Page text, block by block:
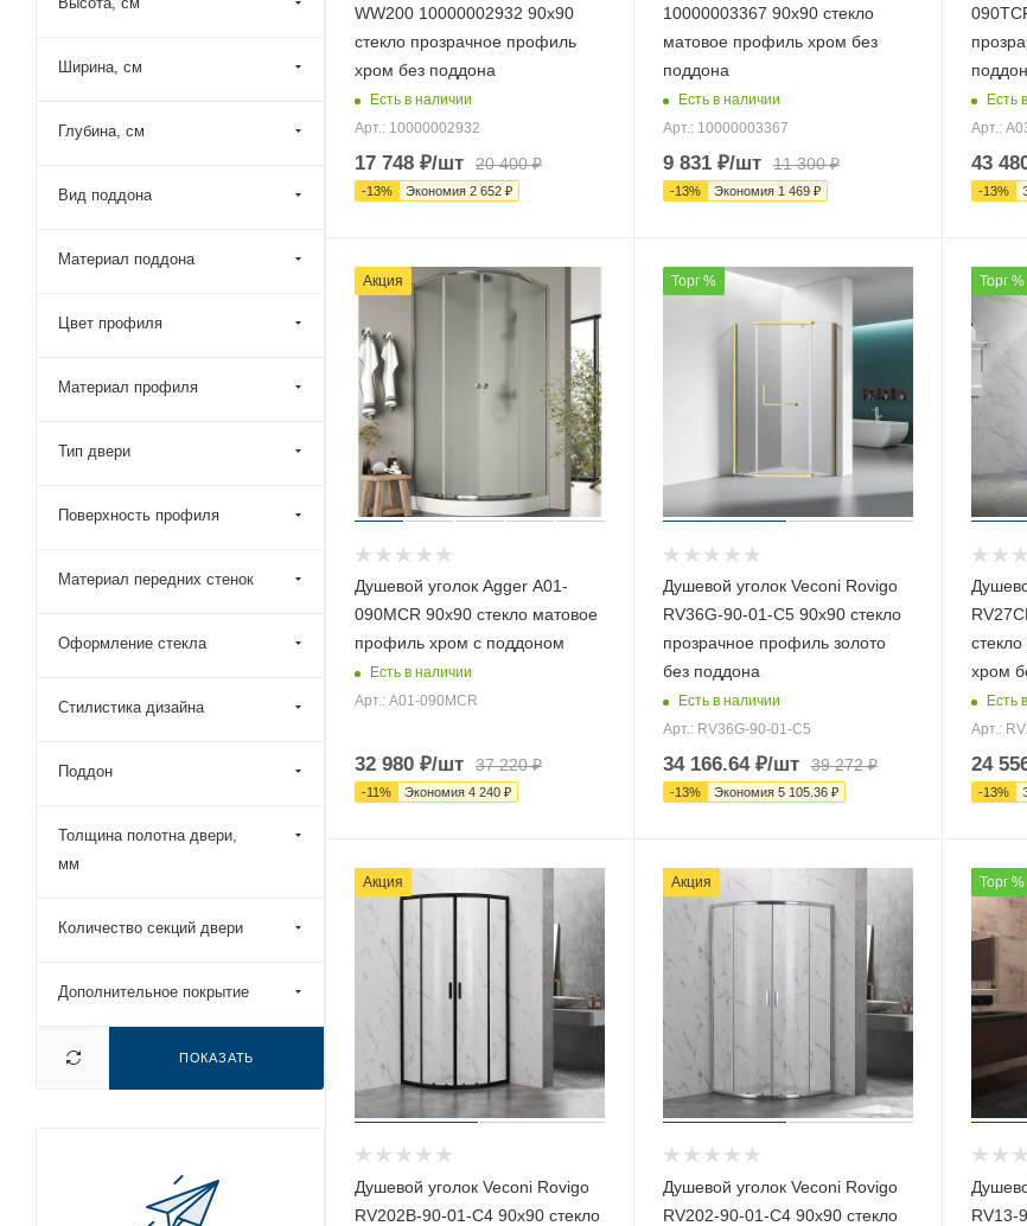
WW200 10000002932 90х90
стекло прозрачное профиль
хром без поддона
Есть в наличии
Арт.: 10000002932
17 748 ₽/шт 20 400₽
-13% Экономия 2 652 ₽
10000003367 90х90 стекло
матовое профиль хром без
поддона
Есть в наличии
Арт.: 10000003367
9 831₽/шт 11 300₽
-13% Экономия 1 469₽
Есть
Арт.:
43
-13%
Акция
Душевой уголок Agger A01-
090MCR 90х90 стекло матовое
профиль хром с поддоном
Есть в наличии
Арт.: A01-090MCR
32 980 ₽/шт 37 220₽
-11% Экономия 4 240 ₽
Торг %
Душевой уголок Veconi Rovigo
RV36G-90-01-C5 90х90 стекло
прозрачное профиль золото
без поддона
Есть в наличии
Арт.: RV36G-90-01-C5
34 166.64₽/шт 39 272₽
-13% Экономия 5 105.36₽
Торг %
хром
Есть
Арт.:
24
-13%
Акция
Душевой уголок Veconi Rovigo
RV202B-90-01-C4 90х90 стекло
Акция
Душевой уголок Veconi Rovigo
RV202-90-01-C4 90х90 стекло
Торг %
RV13-
110x110 (
110x60 (
110x90 (1048
115x100 (99)
115x80 (97)
115x90 ( 100)
120x115 (7)
1206)
120x85 (205)
125x100 (97)
Ширина, см
Глубина, см
Вид поддона
Материал поддона
Цвет профиля
Материал профиля
Тип двери
Поверхность профиля
Материал передних стенок
Оформление стекла
Стилистика дизайна
Поддон
Толщина полотна двери,
мм
Количество секций двери
Дополнительное покрытие
ПОКАЗАТЬ